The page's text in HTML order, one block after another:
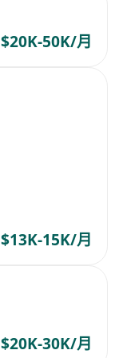
$20K-50K/月
$13K-15K/月
$20K-30K/月